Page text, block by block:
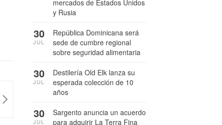
mercados de Estados Unidos
y Rusia
República Dominicana será
sede de cumbre regional
sobre seguridad alimentaria
30
JUL
Destilería Old Elk lanza su
esperada colección de 10
años
30
JUL
Sargento anuncia un acuerdo
para adquirir La Terra Fina
30
JUL